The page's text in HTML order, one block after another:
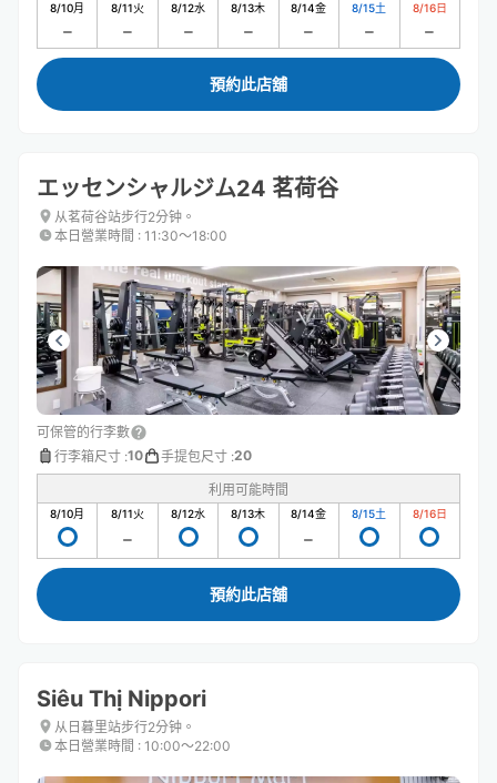
8/10月 8/11火 8/12水 8/13木 8/14金 8/15土 8/16日
預約此店舖
エッセンシャルジム24 茗荷谷
从茗荷谷站步行2分钟。
本日營業時間 : 11:30〜18:00
可保管的行李數
行李箱尺寸 :10 手提包尺寸 :20
利用可能時間
8/10月 8/11火 8/12水 8/13木 8/14金 8/15土 8/16日
預約此店舖
Siêu Thị Nippori
从日暮里站步行2分钟。
本日營業時間 : 10:00〜22:00